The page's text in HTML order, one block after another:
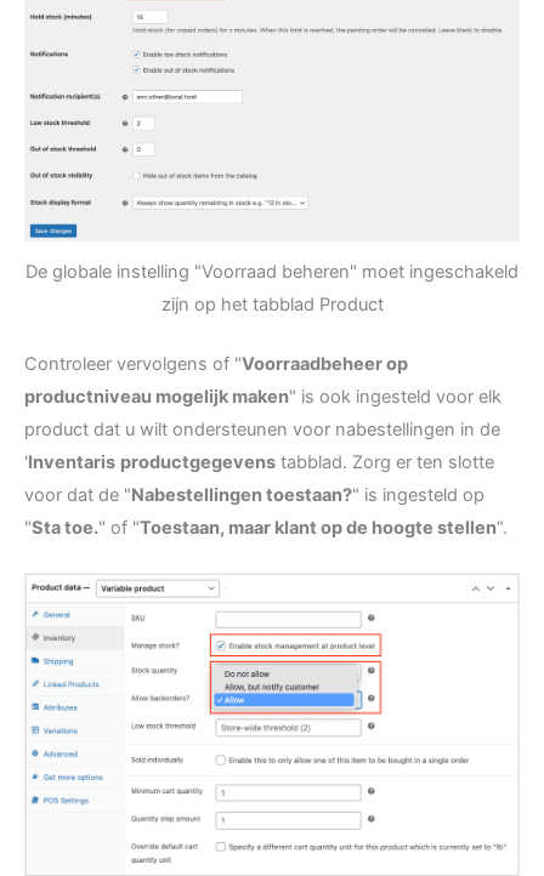
De globale instelling "Voorraad beheren" moet ingeschakeld
zijn op het tabblad Product
Controleer vervolgens of "Voorraadbeheer op
productniveau mogelijk maken" is ook ingesteld voor elk
product dat u wilt ondersteunen voor nabestellingen in de
'Inventaris productgegevens tabblad. Zorg er ten slotte
voor dat de "Nabestellingen toestaan?" is ingesteld op
"Sta toe." of "Toestaan, maar klant op de hoogte stellen“.